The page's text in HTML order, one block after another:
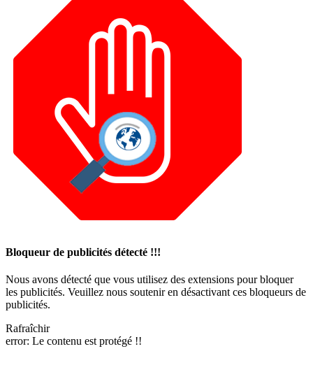
Bloqueur de publicités détecté !!!
Nous avons détecté que vous utilisez des extensions pour bloquer
les publicités. Veuillez nous soutenir en désactivant ces bloqueurs de
publicités.
Rafraîchir
error: Le contenu est protégé !!